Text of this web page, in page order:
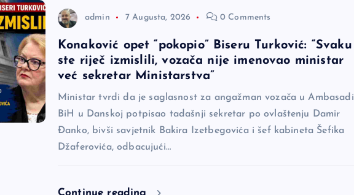
admin 7 Augusta, 2026 0 Comments
Konaković opet “pokopio” Biseru Turković: “Svaku
ste riječ izmislili, vozača nije imenovao ministar
već sekretar Ministarstva”
Ministar tvrdi da je saglasnost za angažman vozača u Ambasadi
BiH u Danskoj potpisao tadašnji sekretar po ovlaštenju Damir
Đanko, bivši savjetnik Bakira Izetbegovića i šef kabineta Šefika
Džaferovića, odbacujući…
Continue reading